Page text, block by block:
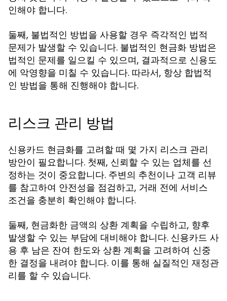
인해야 합니다.
둘째, 불법적인 방법을 사용할 경우 즉각적인 법적
문제가 발생할 수 있습니다. 불법적인 현금화 방법은
법적인 문제를 일으킬 수 있으며, 결과적으로 신용도
에 악영향을 미칠 수 있습니다. 따라서, 항상 합법적
인 방법을 통해 진행해야 합니다.
리스크 관리 방법
신용카드 현금화를 고려할 때 몇 가지 리스크 관리
방안이 필요합니다. 첫째, 신뢰할 수 있는 업체를 선
정하는 것이 중요합니다. 주변의 추천이나 고객 리뷰
를 참고하여 안전성을 점검하고, 거래 전에 서비스
조건을 충분히 확인해야 합니다.
둘째, 현금화한 금액의 상환 계획을 수립하고, 향후
발생할 수 있는 부담에 대비해야 합니다. 신용카드 사
용 후 남은 잔여 한도와 상환 계획을 고려하여 신중
한 결정을 내려야 합니다. 이를 통해 실질적인 재정관
리를 할 수 있습니다.